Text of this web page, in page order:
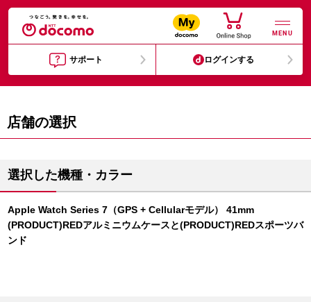
MENU
サポート ログインする
店舗の選択
選択した機種・カラー
Apple Watch Series 7（GPS + Cellularモデル） 41mm
(PRODUCT)REDアルミニウムケースと(PRODUCT)REDスポーツバ
ンド